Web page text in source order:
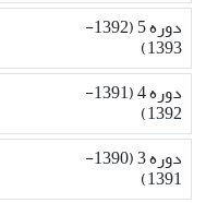
دوره 5 (1392-
1393)
دوره 4 (1391-
1392)
دوره 3 (1390-
1391)